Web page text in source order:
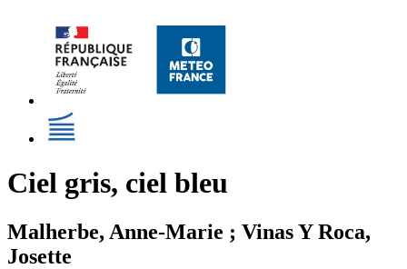
Ciel gris, ciel bleu
Malherbe, Anne-Marie ; Vinas Y Roca,
Josette